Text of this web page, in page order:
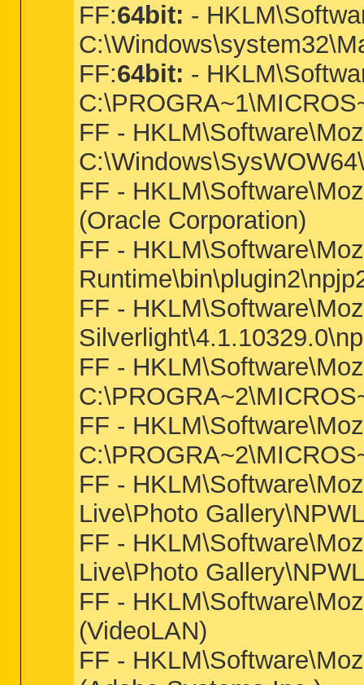
FF:64bit: -
FF:64bit: -
FF -
FF -
(Oracle Corporation)
FF -
FF -
FF -
FF -
FF -
Live\Photo
FF -
Live\Photo
FF -
(VideoLAN)
FF -